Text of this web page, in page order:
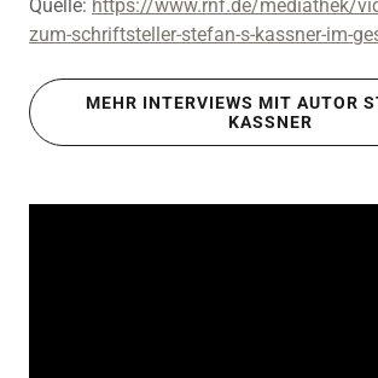
Quelle: https://www.rnf.de/mediathek/
zum-schriftsteller-stefan-s-kassner-im-
MEHR INTERVIEWS MIT AUTOR
KASSNER